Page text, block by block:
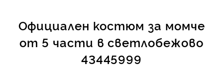
Официален костюм за момче
от 5 части в светлобежово
43445999